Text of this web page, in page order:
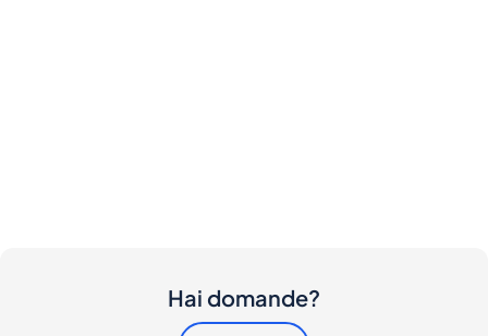
Hai domande?